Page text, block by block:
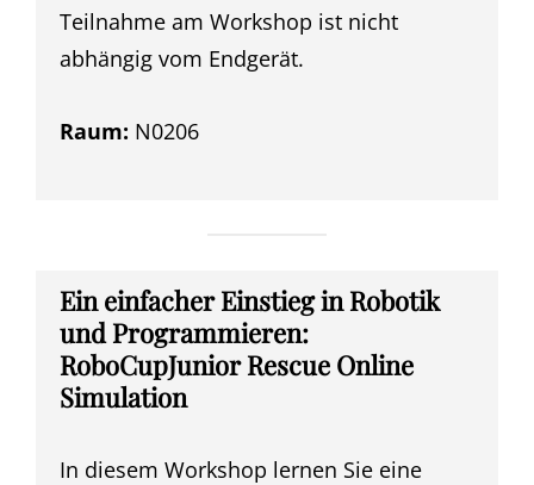
Teilnahme am Workshop ist nicht
abhängig vom Endgerät.
Raum: N0206
Ein einfacher Einstieg in Robotik
und Programmieren:
RoboCupJunior Rescue Online
Simulation
In diesem Workshop lernen Sie eine